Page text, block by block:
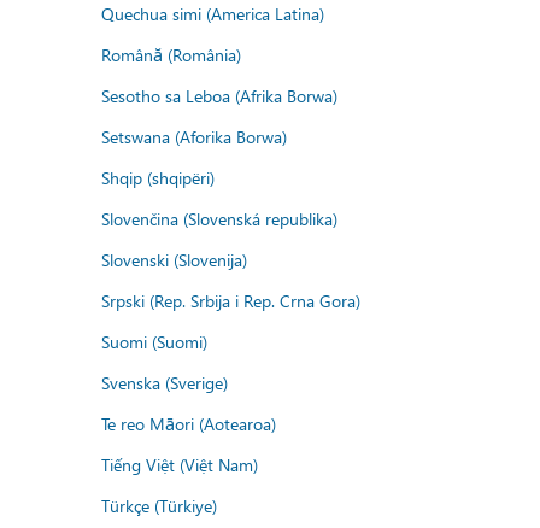
Quechua simi (America Latina)
Română (România)
Sesotho sa Leboa (Afrika Borwa)
Setswana (Aforika Borwa)
Shqip (shqipëri)
Slovenčina (Slovenská republika)
Slovenski (Slovenija)
Srpski (Rep. Srbija i Rep. Crna Gora)
Suomi (Suomi)
Svenska (Sverige)
Te reo Māori (Aotearoa)
Tiếng Việt (Việt Nam)
Türkçe (Türkiye)